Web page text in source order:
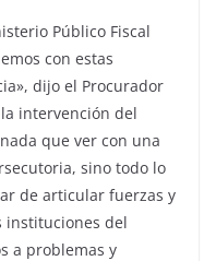
Público Fiscal
con estas
dijo el Procurador
intervención del
que ver con una
sino todo lo
de articular fuerzas y
instituciones del
a problemas y